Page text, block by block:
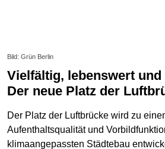
Bild: Grün Berlin
Vielfältig, lebenswert und nachhaltig –
Der neue Platz der
Der Platz der Luftbrücke wird zu
Aufenthaltsqualität und
klimaangepassten Städtebau